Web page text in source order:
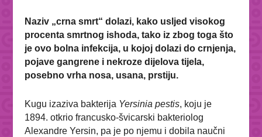
Naziv „crna smrt“ dolazi, kako usljed visokog
procenta smrtnog ishoda, tako iz zbog toga što
je ovo bolna infekcija, u kojoj dolazi do crnjenja,
pojave gangrene i nekroze dijelova tijela,
posebno vrha nosa, usana, prstiju.
Kugu izaziva bakterija Yersinia pestis, koju je
1894. otkrio francusko-švicarski bakteriolog
Alexandre Yersin, pa je po njemu i dobila naučni